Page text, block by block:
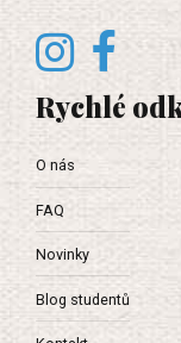
Rychlé
O nás
FAQ
Novinky
Blog studentů